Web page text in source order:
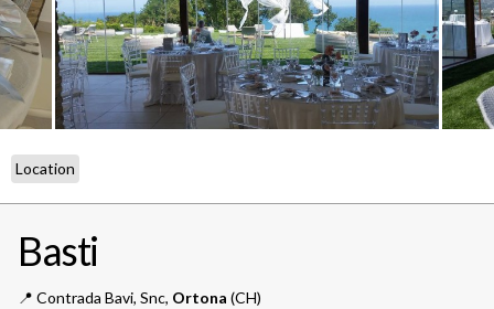
Location
Basti
📍️ Contrada Bavi, Snc, Ortona (CH)